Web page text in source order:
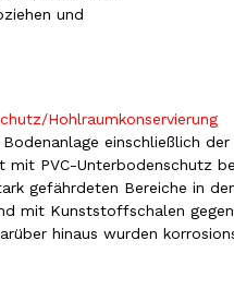
und
Hohlraumkonservierung
einschließlich der
mit PVC-Unterbodenschutz
gefährdeten Bereiche in
mit Kunststoffschalen
hinaus wurden